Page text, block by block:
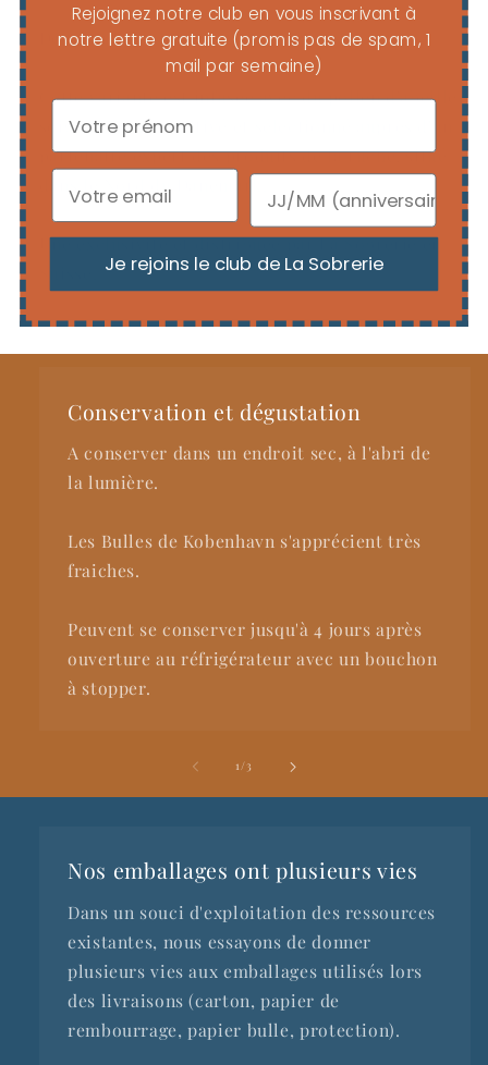
Découvrez Bee Pollen :
Cette variante est infusée avec du pollen d'abeille
soigneusement cultivé et sélectionné auprès d'un
partenaire expert des produits de la ruche, situé
dans le Nord du Danemark.
Une exclusivité et distribuée par La Sobrerie en
Conservation et dégustation
A conserver dans un endroit sec, à l'abri de
la lumière.
Les Bulles de Kobenhavn s'apprécient très
fraiches.
Peuvent se conserver jusqu'à 4 jours après
ouverture au réfrigérateur avec un bouchon
à stopper.
1/de
3
Nos emballages ont plusieurs vies
Dans un souci d'exploitation des ressources
existantes, nous essayons de donner
plusieurs vies aux emballages utilisés lors
des livraisons (carton, papier de
rembourrage, papier bulle, protection).
Rejoignez notre club en vous inscrivant à
notre lettre gratuite (promis pas de spam, 1
mail par semaine)
Je rejoins le club de La Sobrerie